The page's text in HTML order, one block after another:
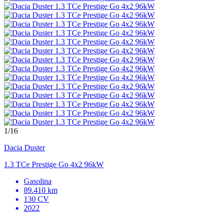
1/16
Dacia Duster
1.3 TCe Prestige Go 4x2 96kW
Gasolina
89.410 km
130 CV
2022